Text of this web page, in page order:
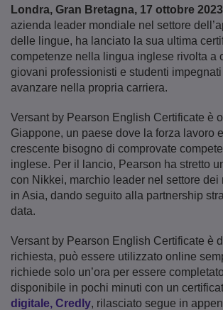
Londra, Gran Bretagna, 17 ottobre 2023
azienda leader mondiale nel settore
delle lingue, ha lanciato la sua ultima
competenze nella lingua inglese rivolta a
giovani professionisti e studenti
avanzare nella propria carriera.
Versant by Pearson English Certificate è
Giappone, un paese dove la forza lavoro
crescente bisogno di comprovate
inglese. Per il lancio, Pearson ha stretto
con Nikkei, marchio leader nel settore dei
in Asia, dando seguito alla partnership
data.
Versant by Pearson English Certificate è
richiesta, può essere utilizzato online
richiede solo un’ora per essere
disponibile in pochi minuti con un
digitale, Credly, rilasciato segue in